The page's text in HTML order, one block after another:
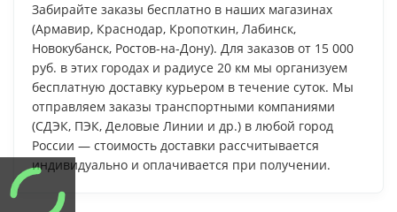
Забирайте заказы бесплатно в наших магазинах
(Армавир, Краснодар, Кропоткин, Лабинск,
Новокубанск, Ростов-на-Дону). Для заказов от 15 000
руб. в этих городах и радиусе 20 км мы организуем
бесплатную доставку курьером в течение суток. Мы
отправляем заказы транспортными компаниями
(СДЭК, ПЭК, Деловые Линии и др.) в любой город
России — стоимость доставки рассчитывается
индивидуально и оплачивается при получении.